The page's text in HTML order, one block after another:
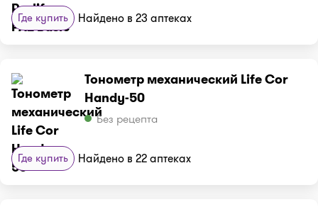
Где купить Найдено в 23 аптеках
Тонометр механический Life Cor
Handy-50
Без рецепта
Где купить Найдено в 22 аптеках